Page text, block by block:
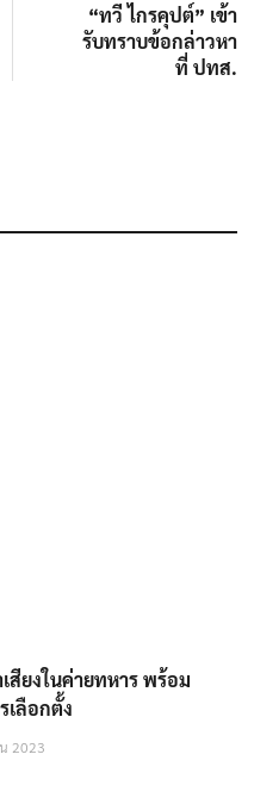
“ทวี ไกรคุปต์” เข้า
รับทราบข้อกล่าวหา
ที่ ปทส.
สียงในค่ายทหาร พร้อม
เลือกตั้ง
2023